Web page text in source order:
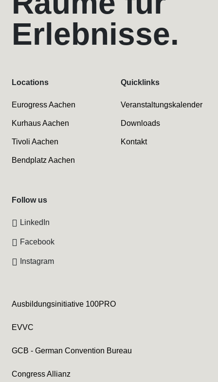
Erlebnisse.
Ausbildungsinitiative 100PRO
EVVC
GCB - German Convention Bureau
Congress Allianz
Locations
Eurogress Aachen
Kurhaus Aachen
Tivoli Aachen
Bendplatz Aachen
Quicklinks
Veranstaltungskalender
Downloads
Kontakt
Follow us
LinkedIn
Facebook
Instagram